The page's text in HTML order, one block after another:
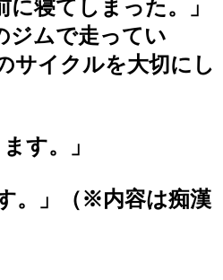
寝てしまった。」
ジムで走ってい
サイクルを大切にし
す。」
。」（※内容は痴漢